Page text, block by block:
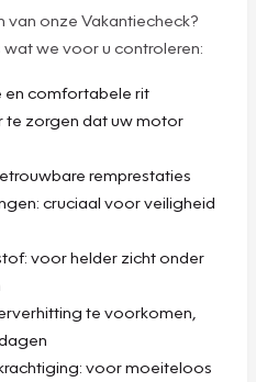
onze Vakantiecheck?
wat we voor u controleren:
en comfortabele rit
zorgen dat uw motor
remprestaties
cruciaal voor veiligheid
voor helder zicht onder
te voorkomen,
voor moeiteloos